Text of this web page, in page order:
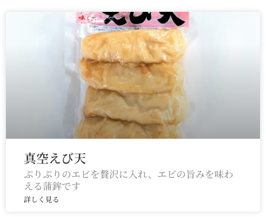
真空えび天
ぷりぷりのエビを贅沢に入れ、エビの旨みを味わ
える蒲鉾です
詳しく見る